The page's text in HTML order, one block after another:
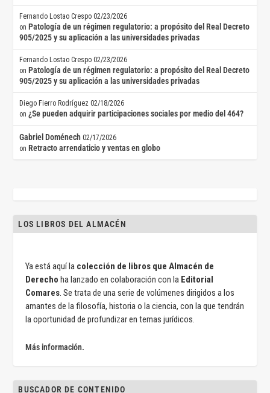
Fernando Lostao Crespo 02/23/2026
on Patología de un régimen regulatorio: a propósito del Real Decreto
905/2025 y su aplicación a las universidades privadas
Fernando Lostao Crespo 02/23/2026
on Patología de un régimen regulatorio: a propósito del Real Decreto
905/2025 y su aplicación a las universidades privadas
Diego Fierro Rodríguez 02/18/2026
on¿Se pueden adquirir participaciones sociales por medio del 464?
Gabriel Doménech 02/17/2026
on Retracto arrendaticio y ventas en globo
LOS LIBROS DEL ALMACÉN
Ya está aquí la colección de libros que Almacén de
Derecho ha lanzado en colaboración con la Editorial
Comares. Se trata de una serie de volúmenes dirigidos a los
amantes de la filosofía, historia o la ciencia, con la que tendrán
la oportunidad de profundizar en temas jurídicos.
Más información.
BUSCADOR DE CONTENIDO